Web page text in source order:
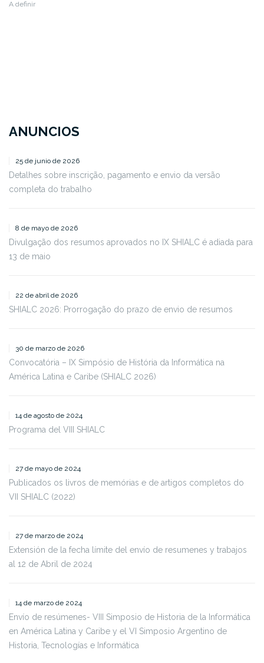
A definir
ANUNCIOS
25 de junio de 2026
Detalhes sobre inscrição, pagamento e envio da versão
completa do trabalho
8 de mayo de 2026
Divulgação dos resumos aprovados no IX SHIALC é adiada para
13 de maio
22 de abril de 2026
SHIALC 2026: Prorrogação do prazo de envio de resumos
30 de marzo de 2026
Convocatória – IX Simpósio de História da Informática na
América Latina e Caribe (SHIALC 2026)
14 de agosto de 2024
Programa del VIII SHIALC
27 de mayo de 2024
Publicados os livros de memórias e de artigos completos do
VII SHIALC (2022)
27 de marzo de 2024
Extensión de la fecha límite del envío de resumenes y trabajos
al 12 de Abril de 2024
14 de marzo de 2024
Envío de resúmenes- VIII Simposio de Historia de la Informática
en América Latina y Caribe y el VI Simposio Argentino de
Historia, Tecnologías e Informática